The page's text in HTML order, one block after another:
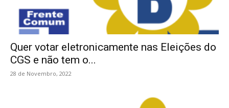
Quer votar eletronicamente nas Eleições do
CGS e não tem o...
28 de Novembro, 2022